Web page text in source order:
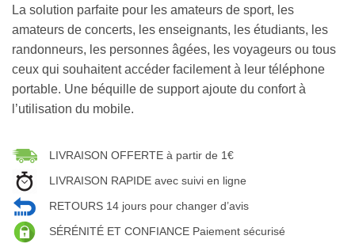
La solution parfaite pour les amateurs de sport, les
amateurs de concerts, les enseignants, les étudiants, les
randonneurs, les personnes âgées, les voyageurs ou tous
ceux qui souhaitent accéder facilement à leur téléphone
portable. Une béquille de support ajoute du confort à
l’utilisation du mobile.
LIVRAISON OFFERTE à partir de 1€
LIVRAISON RAPIDE avec suivi en ligne
RETOURS 14 jours pour changer d’avis
SÉRÉNITÉ ET CONFIANCE Paiement sécurisé